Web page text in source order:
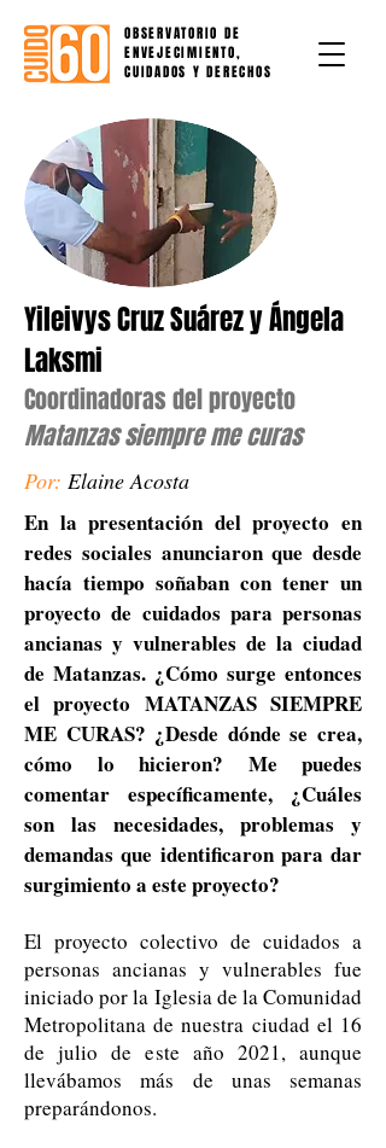
OBSERVATORIO DE
ENVEJECIMIENTO,
CUIDADOS Y DERECHOS
Yileivys Cruz Suárez y Ángela
Laksmi
Coordinadoras del proyecto
Matanzas siempre me curas
Por: Elaine Acosta
En la presentación del proyecto en
redes sociales anunciaron que desde
hacía tiempo soñaban con tener un
proyecto de cuidados para personas
ancianas y vulnerables de la ciudad
de Matanzas. ¿Cómo surge entonces
el proyecto MATANZAS SIEMPRE
ME CURAS? ¿Desde dónde se crea,
cómo lo hicieron? Me puedes
comentar específicamente, ¿Cuáles
son las necesidades, problemas y
demandas que identificaron para dar
surgimiento a este proyecto?
El proyecto colectivo de cuidados a
personas ancianas y vulnerables fue
iniciado por la Iglesia de la Comunidad
Metropolitana de nuestra ciudad el 16
de julio de este año 2021, aunque
llevábamos más de unas semanas
preparándonos.